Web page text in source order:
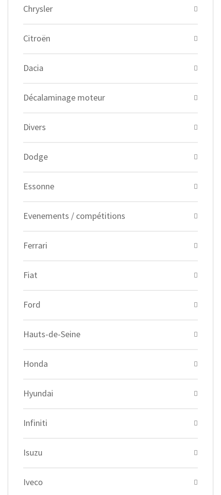
Chrysler
Citroën
Dacia
Décalaminage moteur
Divers
Dodge
Essonne
Evenements / compétitions
Ferrari
Fiat
Ford
Hauts-de-Seine
Honda
Hyundai
Infiniti
Isuzu
Iveco